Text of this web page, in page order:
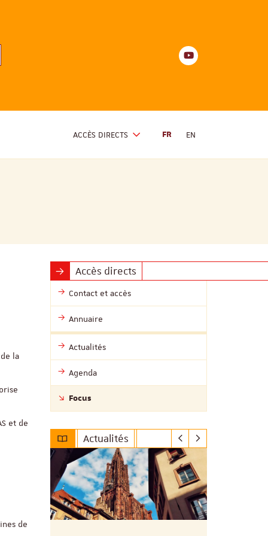
Youtube
ACCÈS DIRECTS FR EN
la
et de
de
Accès directs
Contact et accès
Annuaire
Actualités
Agenda
Focus
Actualités